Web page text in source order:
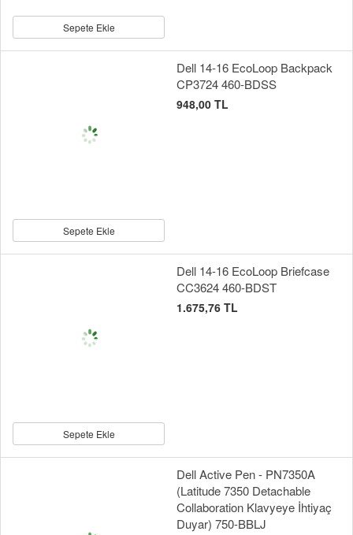
Sepete Ekle
Sepete Ekle
Dell 14-16 EcoLoop Backpack
CP3724 460-BDSS
948,00 TL
Sepete Ekle
Dell 14-16 EcoLoop Briefcase
CC3624 460-BDST
1.675,76 TL
Dell Active Pen - PN7350A
(Latitude 7350 Detachable
Collaboration Klavyeye İhtiyaç
Duyar) 750-BBLJ